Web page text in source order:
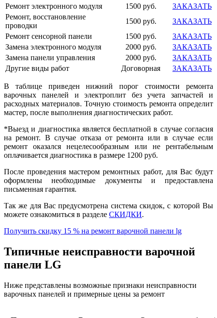
Ремонт электронного модуля
1500 руб.
ЗАКАЗАТЬ
Ремонт, восстановление
проводки
1500 руб.
ЗАКАЗАТЬ
Ремонт сенсорной панели
1500 руб.
ЗАКАЗАТЬ
Замена электронного модуля
2000 руб.
ЗАКАЗАТЬ
Замена панели управления
2000 руб.
ЗАКАЗАТЬ
Другие виды работ
Договорная ЗАКАЗАТЬ
В таблице приведен нижний порог стоимости ремонта
варочных панелей и электроплит без учета запчастей и
расходных материалов. Точную стоимость ремонта определит
мастер, после выполнения диагностических работ.
*Выезд и диагностика является бесплатной в случае согласия
на ремонт. В случае отказа от ремонта или в случае если
ремонт оказался нецелесообразным или не рентабельным
оплачивается диагностика в размере 1200 руб.
После проведения мастером ремонтных работ, для Вас будут
оформлены необходимые документы и предоставлена
письменная гарантия.
Так же для Вас предусмотрена система скидок, с которой Вы
можете ознакомиться в разделе СКИДКИ.
Получить скидку 15 % на ремонт варочной панели lg
Типичные неисправности варочной
панели LG
Ниже представлены возможные признаки неисправности
варочных панелей и примерные цены за ремонт